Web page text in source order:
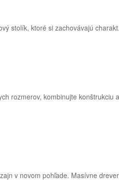
stolík, ktoré si zachovávajú
rozmerov, kombinujte konštrukciu
v novom pohľade. Masívne